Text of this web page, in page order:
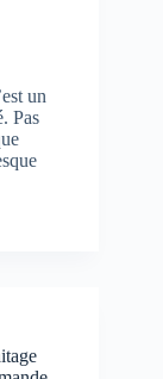
un
Pas